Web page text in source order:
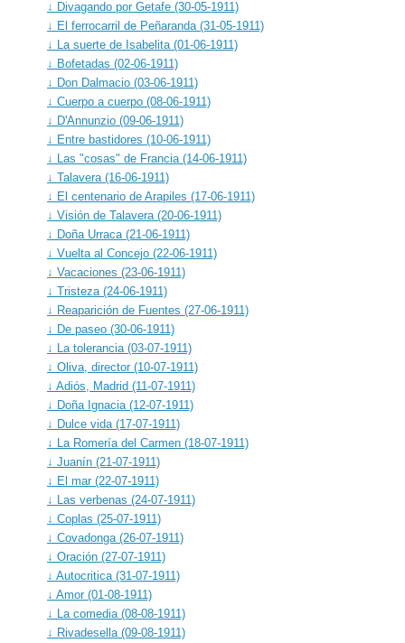
↓ Divagando por Getafe (30-05-1911)
↓ El ferrocarril de Peñaranda (31-05-1911)
↓ La suerte de Isabelita (01-06-1911)
↓ Bofetadas (02-06-1911)
↓ Don Dalmacio (03-06-1911)
↓ Cuerpo a cuerpo (08-06-1911)
↓ D'Annunzio (09-06-1911)
↓ Entre bastidores (10-06-1911)
↓ Las "cosas" de Francia (14-06-1911)
↓ Talavera (16-06-1911)
↓ El centenario de Arapiles (17-06-1911)
↓ Visión de Talavera (20-06-1911)
↓ Doña Urraca (21-06-1911)
↓ Vuelta al Concejo (22-06-1911)
↓ Vacaciones (23-06-1911)
↓ Tristeza (24-06-1911)
↓ Reaparición de Fuentes (27-06-1911)
↓ De paseo (30-06-1911)
↓ La tolerancia (03-07-1911)
↓ Oliva, director (10-07-1911)
↓ Adiós, Madrid (11-07-1911)
↓ Doña Ignacia (12-07-1911)
↓ Dulce vida (17-07-1911)
↓ La Romería del Carmen (18-07-1911)
↓ Juanín (21-07-1911)
↓ El mar (22-07-1911)
↓ Las verbenas (24-07-1911)
↓ Coplas (25-07-1911)
↓ Covadonga (26-07-1911)
↓ Oración (27-07-1911)
↓ Autocritica (31-07-1911)
↓ Amor (01-08-1911)
↓ La comedia (08-08-1911)
↓ Rivadesella (09-08-1911)